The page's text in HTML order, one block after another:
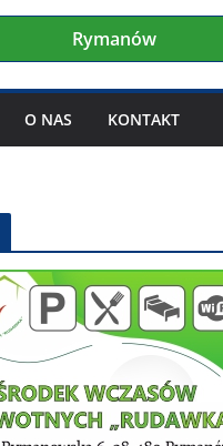
Rymanów
O NAS KONTAKT